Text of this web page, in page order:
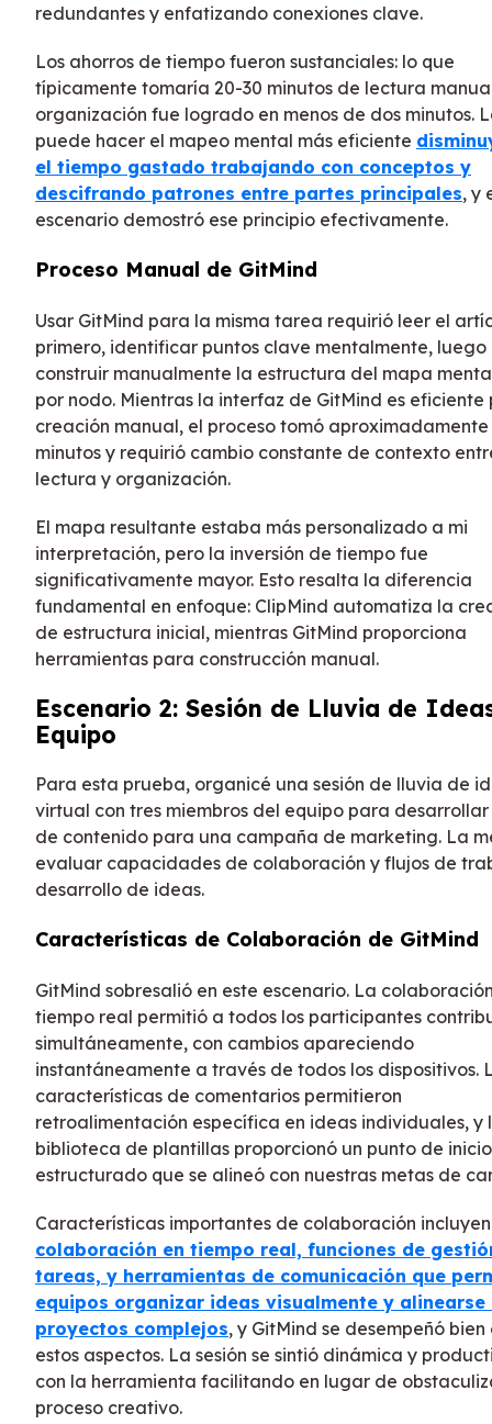
redundantes y enfatizando conexiones clave.
Los ahorros de tiempo fueron sustanciales: lo que
típicamente tomaría 20-30 minutos de lectura
organización fue logrado en menos de dos minutos.
puede hacer el mapeo mental más eficiente
el tiempo gastado trabajando con conceptos y
descifrando patrones entre partes principales, y
escenario demostró ese principio efectivamente.
Proceso Manual de GitMind
Usar GitMind para la misma tarea requirió leer el
primero, identificar puntos clave mentalmente, luego
construir manualmente la estructura del mapa
por nodo. Mientras la interfaz de GitMind es eficiente
creación manual, el proceso tomó aproximadamente
minutos y requirió cambio constante de contexto
lectura y organización.
El mapa resultante estaba más personalizado a mi
interpretación, pero la inversión de tiempo fue
significativamente mayor. Esto resalta la diferencia
fundamental en enfoque: ClipMind automatiza la
de estructura inicial, mientras GitMind proporciona
herramientas para construcción manual.
Escenario 2: Sesión de Lluvia de
Equipo
Para esta prueba, organicé una sesión de lluvia de
virtual con tres miembros del equipo para
de contenido para una campaña de marketing. La
evaluar capacidades de colaboración y flujos de
desarrollo de ideas.
Características de Colaboración de GitMind
GitMind sobresalió en este escenario. La
tiempo real permitió a todos los participantes
simultáneamente, con cambios apareciendo
instantáneamente a través de todos los dispositivos.
características de comentarios permitieron
retroalimentación específica en ideas individuales, y
biblioteca de plantillas proporcionó un punto de inicio
estructurado que se alineó con nuestras metas de
Características importantes de colaboración incluyen
colaboración en tiempo real, funciones de
tareas, y herramientas de comunicación que
equipos organizar ideas visualmente y alinearse
proyectos complejos, y GitMind se desempeñó bien
estos aspectos. La sesión se sintió dinámica y
con la herramienta facilitando en lugar de
proceso creativo.